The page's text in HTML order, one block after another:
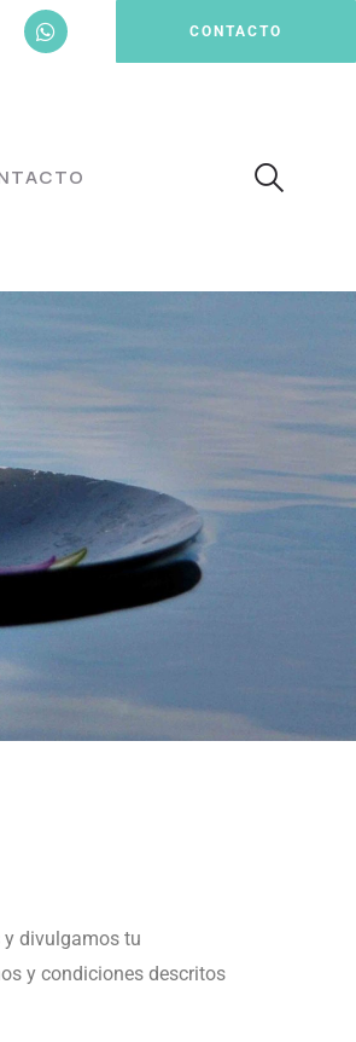
CONTACTO
y divulgamos tu
y condiciones descritos